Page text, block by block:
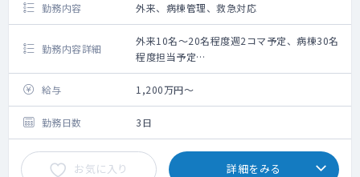
勤務内容 外来、病棟管理、救急対応
勤務内容詳細
外来10名～20名程度週2コマ予定、病棟30名
程度担当予定
年1～3程度予定
2027年11月に開設予定の回復期リハビリテー
ション病棟にて、外来、病棟管理等をお願い
します。
それまでは療養病棟での勤務も可能
給与 1,200万円～
勤務日数 3日
お気に入り 詳細をみる